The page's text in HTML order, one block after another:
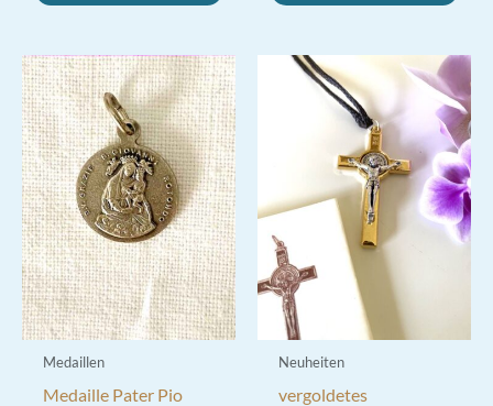
Medaillen
Medaille Pater Pio
Neuheiten
vergoldetes